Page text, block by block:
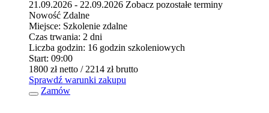
21.09.2026 - 22.09.2026 Zobacz pozostałe terminy
Nowość Zdalne
Miejsce: Szkolenie zdalne
Czas trwania: 2 dni
Liczba godzin: 16 godzin szkoleniowych
Start: 09:00
1800 złnetto / 2214 złbrutto
Sprawdź warunki zakupu
Zamów